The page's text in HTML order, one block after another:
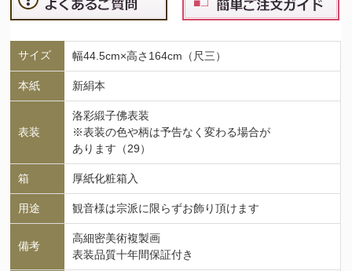
サイズ 幅44.5cm×高さ164cm（尺三）
本紙 新絹本
表装
洛彩緞子佛表装
※表装の色や柄は予告なく変わる場合が
あります（29）
箱 厚紙化粧箱入
用途 観音様は宗派に限らずお飾り頂けます
備考
高細密美術複製画
表装品質十年間保証付き